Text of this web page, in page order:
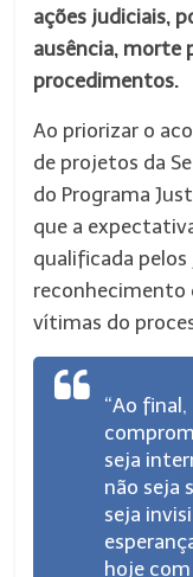
ações judiciais,
ausência, morte
procedimentos.
Ao priorizar o
de projetos da
do Programa
que a
qualificada pelos
reconhecimento
vítimas do
“Ao
seja
não seja
seja
hoje